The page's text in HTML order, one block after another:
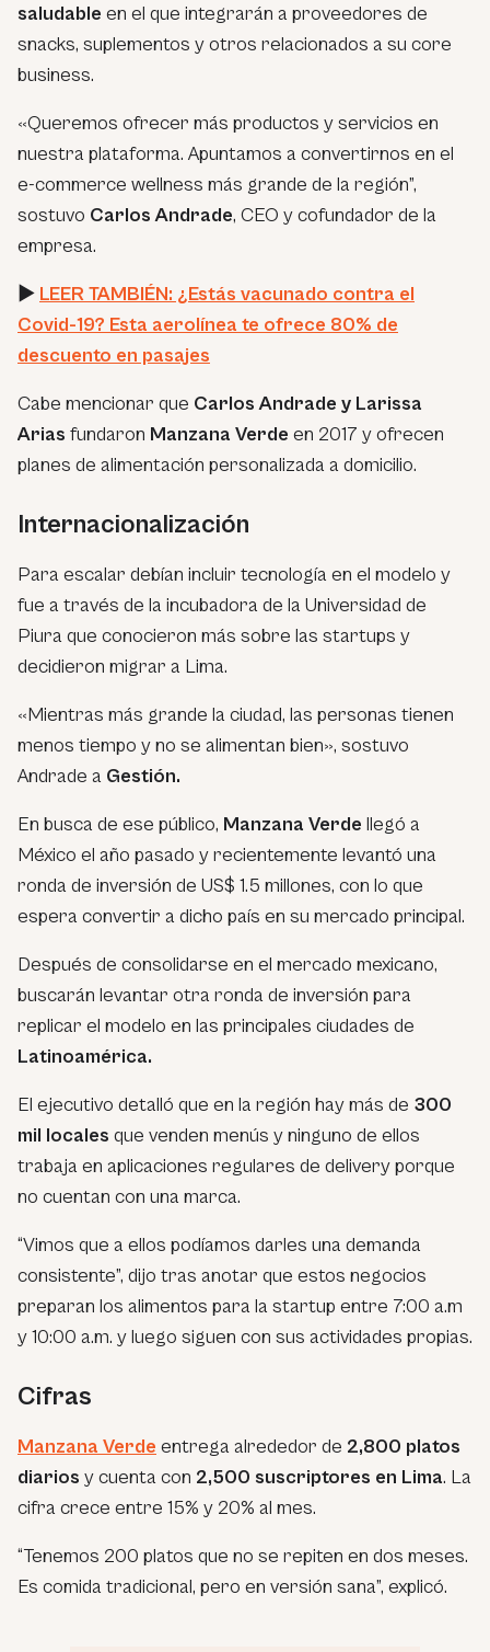
saludable en el que integrarán a proveedores de
snacks, suplementos y otros relacionados a su core
business.
«Queremos ofrecer más productos y servicios en
nuestra plataforma. Apuntamos a convertirnos en el
e-commerce wellness más grande de la región”,
sostuvo Carlos Andrade, CEO y cofundador de la
empresa.
► LEER TAMBIÉN: ¿Estás vacunado contra el
Covid-19? Esta aerolínea te ofrece 80% de
descuento en pasajes
Cabe mencionar que Carlos Andrade y Larissa
Arias fundaron Manzana Verde en 2017 y ofrecen
planes de alimentación personalizada a domicilio.
Internacionalización
Para escalar debían incluir tecnología en el modelo y
fue a través de la incubadora de la Universidad de
Piura que conocieron más sobre las startups y
decidieron migrar a Lima.
«Mientras más grande la ciudad, las personas tienen
menos tiempo y no se alimentan bien», sostuvo
Andrade a Gestión.
En busca de ese público, Manzana Verde llegó a
México el año pasado y recientemente levantó una
ronda de inversión de US$ 1.5 millones, con lo que
espera convertir a dicho país en su mercado principal.
Después de consolidarse en el mercado mexicano,
buscarán levantar otra ronda de inversión para
replicar el modelo en las principales ciudades de
Latinoamérica.
El ejecutivo detalló que en la región hay más de 300
mil locales que venden menús y ninguno de ellos
trabaja en aplicaciones regulares de delivery porque
no cuentan con una marca.
“Vimos que a ellos podíamos darles una demanda
consistente”, dijo tras anotar que estos negocios
preparan los alimentos para la startup entre 7:00 a.m
y 10:00 a.m. y luego siguen con sus actividades propias.
Cifras
Manzana Verde entrega alrededor de 2,800 platos
diarios y cuenta con 2,500 suscriptores en Lima. La
cifra crece entre 15% y 20% al mes.
“Tenemos 200 platos que no se repiten en dos meses.
Es comida tradicional, pero en versión sana”, explicó.